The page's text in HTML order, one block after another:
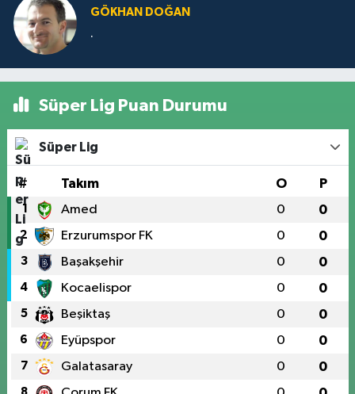
GÖKHAN DOĞAN
.
Süper Lig Puan Durumu
Süper Lig
# Takım O P
1 Amed 0 0
2 Erzurumspor FK 0 0
3 Başakşehir 0 0
4 Kocaelispor 0 0
5 Beşiktaş 0 0
6 Eyüpspor 0 0
7 Galatasaray 0 0